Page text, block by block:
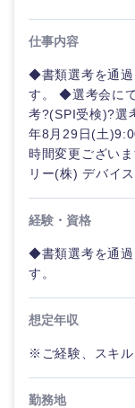
甲信越・
石川県
仕事内容
◆書類選考を通過
す。 ◆選考会に
考?(SPI受検)?選
年8月29日(土
時間変更ござい
リー(株) デバイ
経験・資格
◆書類選考を通過
す。
想定年収
※ご経験、スキ
勤務地